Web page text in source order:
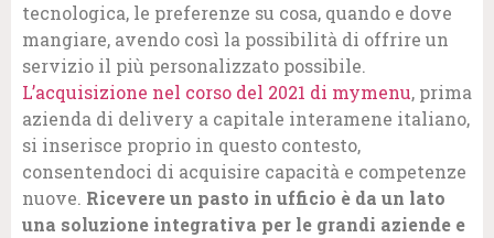
tecnologica, le preferenze su cosa, quando e dove
mangiare, avendo così la possibilità di offrire un
servizio il più personalizzato possibile.
L’acquisizione nel corso del 2021 di mymenu, prima
azienda di delivery a capitale interamene italiano,
si inserisce proprio in questo contesto,
consentendoci di acquisire capacità e competenze
nuove. Ricevere un pasto in ufficio è da un lato
una soluzione integrativa per le grandi aziende e